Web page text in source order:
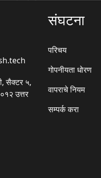
सैक्टर ५,
उत्तर
संघटना
परिचय
गोपनीयता धोरण
वापराचे नियम
सम्पर्क करा